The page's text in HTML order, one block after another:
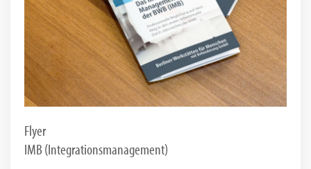
Flyer
IMB (Integrationsmanagement)